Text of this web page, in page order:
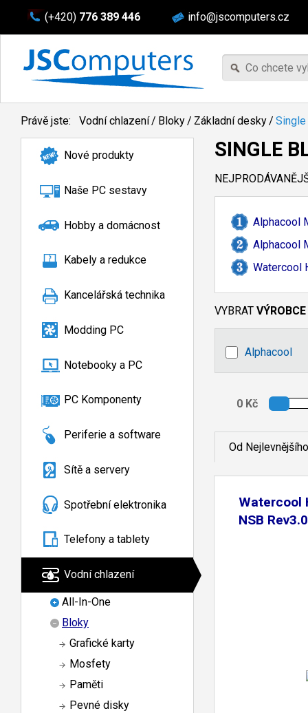
(+420) 776 389 446 info@jscomputers.cz
Právě jste: Vodní chlazení/ Bloky/ Základní desky/
Nové produkty
Naše PC sestavy
Hobby a domácnost
Kabely a redukce
Kancelářská technika
Modding PC
Notebooky a PC
PC Komponenty
Periferie a software
Sítě a servery
Spotřební elektronika
Telefony a tablety
Vodní chlazení
All-In-One
Bloky
Grafické karty
Mosfety
Paměti
Pevné disky
SINGLE
Alphacool
Alphacool
Watercool
VYBRAT VÝROBCE
Alphacool
Od Nejlevnějšího
Watercool
NSB